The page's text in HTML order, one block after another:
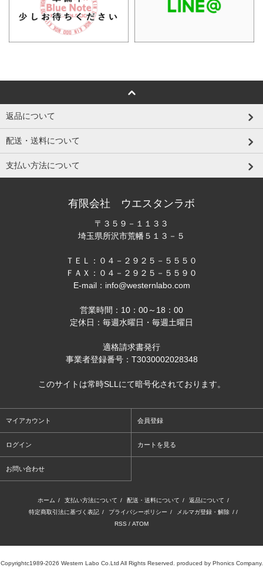
返品について
配送・送料について
支払い方法について
有限会社 ウエスタンラボ
〒３５９－１１３３
埼玉県所沢市荒幡５１３－５
ＴＥＬ：０４－２９２５－５５５０
ＦＡＸ：０４－２９２５－５５９０
E-mail：info@westernlabo.com
営業時間：10：00～18：00
定休日：毎週水曜日・毎週土曜日
適格請求書発行
事業者登録番号：T3030002028348
このサイトは常時SLLにて暗号化されております。
マイアカウント 会員登録
ログイン カートを見る
お問い合わせ
ホーム / 支払い方法について / 配送・送料について / 返品について /
特定商取引法に基づく表記 / プライバシーポリシー / メルマガ登録・解除 / /
RSS / ATOM
Copyrightc1989-2026 Western Labo Co.Ltd All Rights Reserved. produced by Phonics Company.